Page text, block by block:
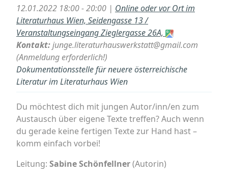
12.01.2022 18:00 - 20:00 | Online oder vor Ort im
Literaturhaus Wien, Seidengasse 13 /
Veranstaltungseingang Zieglergasse 26A,
Kontakt:junge.literaturhauswerkstatt@gmail.com
(Anmeldung erforderlich!)
Dokumentationsstelle für neuere österreichische
Literatur im Literaturhaus Wien
Du möchtest dich mit jungen Autor/inn/en zum
Austausch über eigene Texte treffen? Auch wenn
du gerade keine fertigen Texte zur Hand hast –
komm einfach vorbei!
Leitung: Sabine Schönfellner(Autorin)